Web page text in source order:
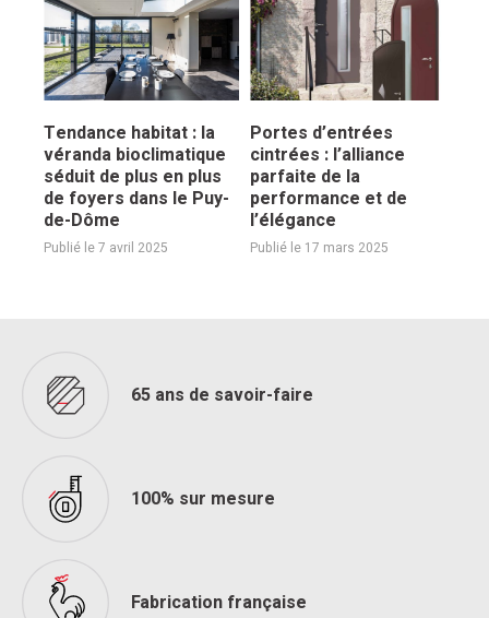
Tendance habitat : la
véranda bioclimatique
séduit de plus en plus
de foyers dans le Puy-
de-Dôme
Publié le 7 avril 2025
Portes d’entrées
cintrées : l’alliance
parfaite de la
performance et de
l’élégance
Publié le 17 mars 2025
65 ans de savoir-faire
100% sur mesure
Fabrication française